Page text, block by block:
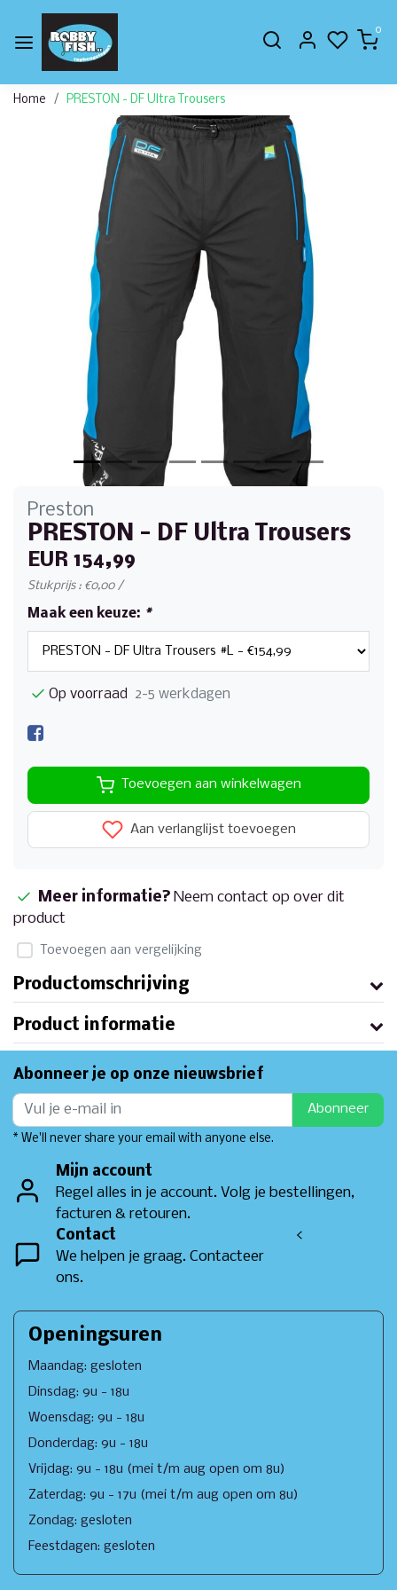
0
Home PRESTON - DF Ultra Trousers
Preston
PRESTON - DF Ultra Trousers
EUR 154,99
Stukprijs : €0,00 /
Maak een keuze: *
Op voorraad 2-5 werkdagen
Toevoegen aan winkelwagen
Aan verlanglijst toevoegen
Meer informatie? Neem contact op over dit
product
Toevoegen aan vergelijking
Productomschrijving
Product informatie
Abonneer je op onze nieuwsbrief
Abonneer
* We'll never share your email with anyone else.
Mijn account
Regel alles in je account. Volg je bestellingen,
facturen & retouren.
Contact
We helpen je graag. Contacteer
ons.
<
Openingsuren
Maandag: gesloten
Dinsdag: 9u - 18u
Woensdag: 9u - 18u
Donderdag: 9u - 18u
Vrijdag: 9u - 18u (mei t/m aug open om 8u)
Zaterdag: 9u - 17u (mei t/m aug open om 8u)
Zondag: gesloten
Feestdagen: gesloten